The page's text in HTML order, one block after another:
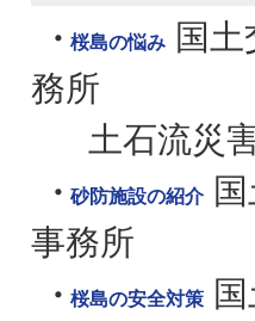
桜島の悩み
国
務所
土石流災
砂防施設の紹介
事務所
桜島の安全対策